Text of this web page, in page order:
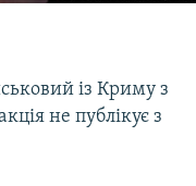
із Криму з
не публікує з